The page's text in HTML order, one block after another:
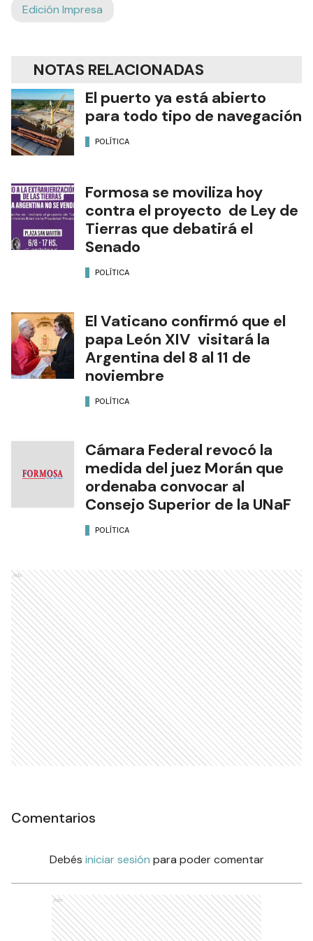
Edición Impresa
NOTAS RELACIONADAS
El puerto ya está abierto
para todo tipo de navegación
POLÍTICA
Formosa se moviliza hoy
contra el proyecto de Ley de
Tierras que debatirá el
Senado
POLÍTICA
El Vaticano confirmó que el
papa León XIV visitará la
Argentina del 8 al 11 de
noviembre
POLÍTICA
Cámara Federal revocó la
medida del juez Morán que
ordenaba convocar al
Consejo Superior de la UNaF
POLÍTICA
Ads
Comentarios
Debés iniciar sesión para poder comentar
Ads